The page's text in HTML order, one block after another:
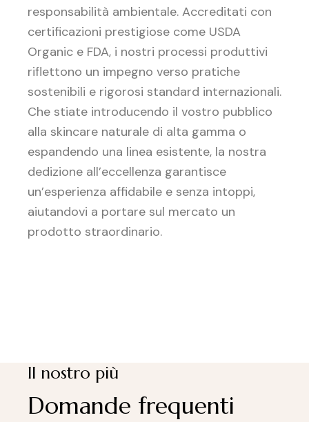
responsabilità ambientale. Accreditati con
certificazioni prestigiose come USDA
Organic e FDA, i nostri processi produttivi
riflettono un impegno verso pratiche
sostenibili e rigorosi standard internazionali.
Che stiate introducendo il vostro pubblico
alla skincare naturale di alta gamma o
espandendo una linea esistente, la nostra
dedizione all’eccellenza garantisce
un’esperienza affidabile e senza intoppi,
aiutandovi a portare sul mercato un
prodotto straordinario.
Il nostro più
Domande frequenti